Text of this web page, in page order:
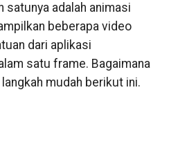
satunya adalah animasi
beberapa video
dari aplikasi
satu frame. Bagaimana
mudah berikut ini.